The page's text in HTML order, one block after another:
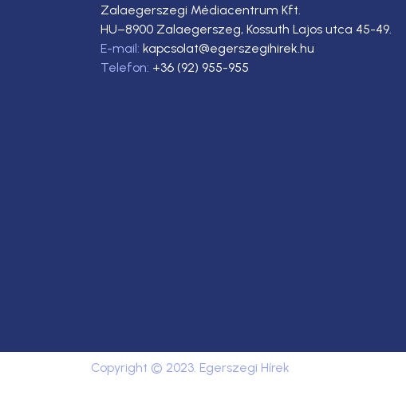
Zalaegerszegi Médiacentrum Kft.
HU–8900 Zalaegerszeg, Kossuth Lajos utca 45-49.
E-mail: kapcsolat@egerszegihirek.hu
Telefon: +36 (92) 955-955
Copyright © 2023. Egerszegi Hírek